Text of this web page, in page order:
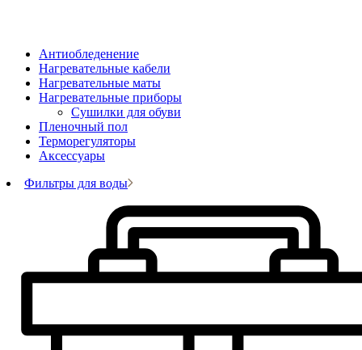
Антиобледенение
Нагревательные кабели
Нагревательные маты
Нагревательные приборы
Сушилки для обуви
Пленочный пол
Терморегуляторы
Аксессуары
Фильтры для воды